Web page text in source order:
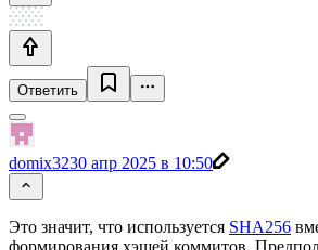
Ответить
domix3230 апр 2025 в 10:50
Это значит, что используется SHA256
формирования хэшей коммитов.